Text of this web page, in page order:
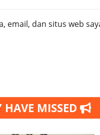
email, dan situs web
MISSED